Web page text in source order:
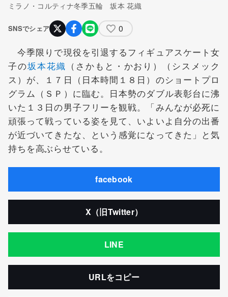
ミラノ・コルティナ冬季五輪 坂本 花織
SNSでシェア 0
今季限りで現役を引退するフィギュアスケート女
子の坂本花織 （さかもと・かおり）（シスメック
ス）が、１７日（日本時間１８日）のショートプロ
グラム（ＳＰ）に臨む。日本勢のダブル表彰台に沸
いた１３日の男子フリーを観戦。「みんなが必死に
頑張って戦っている姿を見て、いよいよ自分の出番
が近づいてきたな、という感覚になってきた」と気
持ちを高ぶらせている。
facebook
X（旧Twitter）
LINE
URLをコピー